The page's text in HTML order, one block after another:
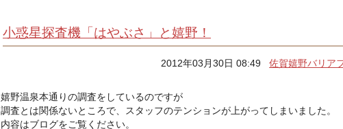
小惑星探査機「はやぶさ」と嬉野！
2012年03月30日 08:49佐賀嬉野バリア
嬉野温泉本通りの調査をしているのですが
調査とは関係ないところで、スタッフのテンションが上がってしまいました。
内容はブログをご覧ください。